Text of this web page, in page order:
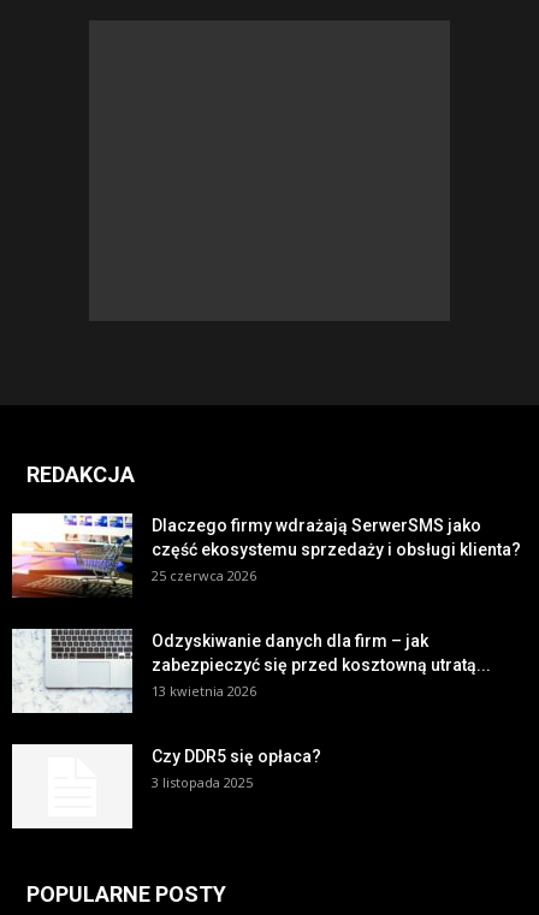
REDAKCJA
Dlaczego firmy wdrażają SerwerSMS jako
część ekosystemu sprzedaży i obsługi klienta?
25 czerwca 2026
Odzyskiwanie danych dla firm – jak
zabezpieczyć się przed kosztowną utratą...
13 kwietnia 2026
Czy DDR5 się opłaca?
3 listopada 2025
POPULARNE POSTY